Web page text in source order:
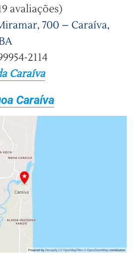
avaliações)
700 – Caraíva,
2114
Caraíva
Caraíva